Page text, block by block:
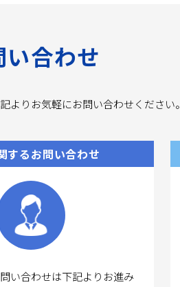
い合わせ
よりお気軽にお問い合わせください。
するお問い合わせ
い合わせは下記よりお進み